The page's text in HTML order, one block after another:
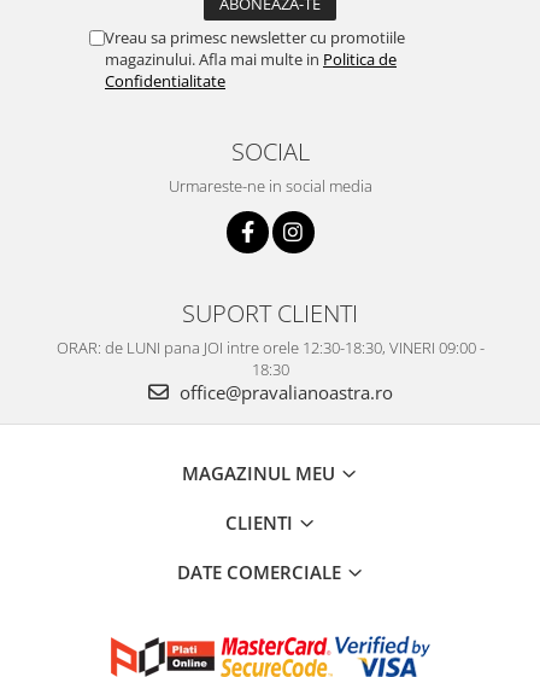
Vreau sa primesc newsletter cu promotiile
magazinului. Afla mai multe in Politica de
Confidentialitate
SOCIAL
Urmareste-ne in social media
SUPORT CLIENTI
ORAR: de LUNI pana JOI intre orele 12:30-18:30, VINERI 09:00 -
18:30
office@pravalianoastra.ro
MAGAZINUL MEU
CLIENTI
DATE COMERCIALE